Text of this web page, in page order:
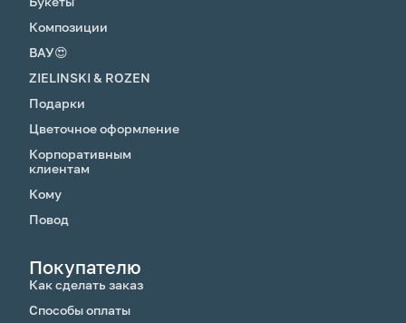
Композиции
ВАУ😍
ZIELINSKI & ROZEN
Подарки
Цветочное оформление
Корпоративным
клиентам
Кому
Повод
Покупателю
Как сделать заказ
Способы оплаты